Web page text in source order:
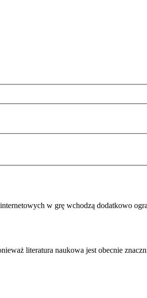
w grę wchodzą dodatkowo
literatura naukowa jest obecnie